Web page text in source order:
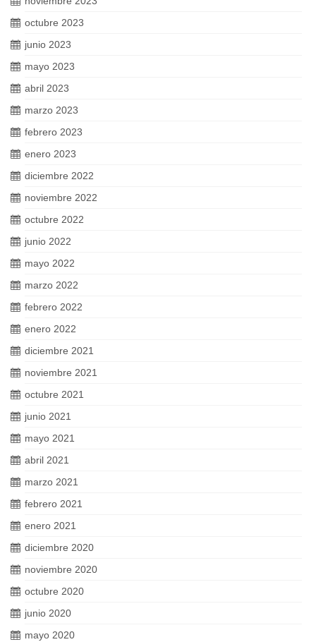
octubre 2023
junio 2023
mayo 2023
abril 2023
marzo 2023
febrero 2023
enero 2023
diciembre 2022
noviembre 2022
octubre 2022
junio 2022
mayo 2022
marzo 2022
febrero 2022
enero 2022
diciembre 2021
noviembre 2021
octubre 2021
junio 2021
mayo 2021
abril 2021
marzo 2021
febrero 2021
enero 2021
diciembre 2020
noviembre 2020
octubre 2020
junio 2020
mayo 2020